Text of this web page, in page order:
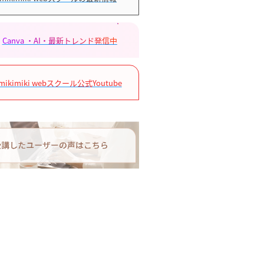
Canva ・AI・最新トレンド発信中
webスクール公式Youtube